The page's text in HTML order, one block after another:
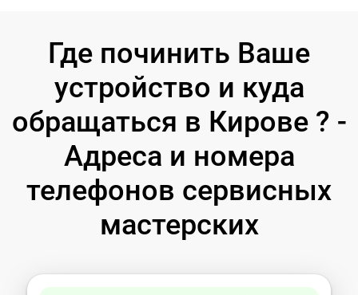
Где починить Ваше
устройство и куда
обращаться в Кирове ? -
Адреса и номера
телефонов сервисных
мастерских